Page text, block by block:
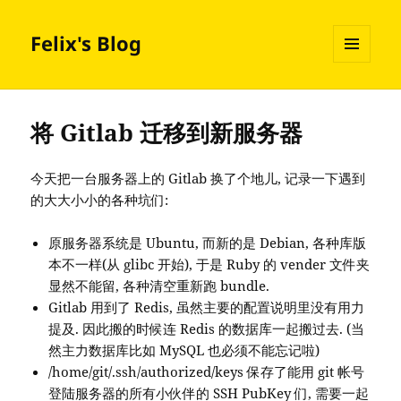
Felix's Blog
AND
将 Gitlab 迁移到新服务器
今天把一台服务器上的 Gitlab 换了个地儿, 记录一下遇到
的大大小小的各种坑们:
原服务器系统是 Ubuntu, 而新的是 Debian, 各种库版
本不一样(从 glibc 开始), 于是 Ruby 的 vender 文件夹
显然不能留, 各种清空重新跑 bundle.
Gitlab 用到了 Redis, 虽然主要的配置说明里没有用力
提及. 因此搬的时候连 Redis 的数据库一起搬过去. (当
然主力数据库比如 MySQL 也必须不能忘记啦)
/home/git/.ssh/authorized/keys 保存了能用 git 帐号
登陆服务器的所有小伙伴的 SSH PubKey 们, 需要一起